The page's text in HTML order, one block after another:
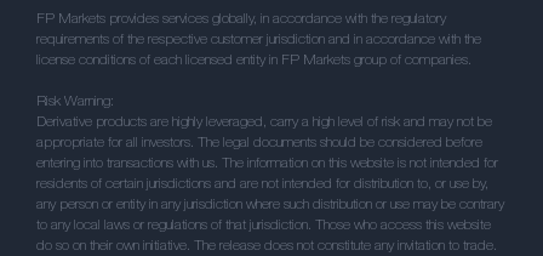
FP Markets provides services globally, in accordance with the regulatory
requirements of the respective customer jurisdiction and in accordance with the
license conditions of each licensed entity in FP Markets group of companies.
Risk Warning:
Derivative products are highly leveraged, carry a high level of risk and may not be
appropriate for all investors. The legal documents should be considered before
entering into transactions with us. The information on this website is not intended for
residents of certain jurisdictions and are not intended for distribution to, or use by,
any person or entity in any jurisdiction where such distribution or use may be contrary
to any local laws or regulations of that jurisdiction. Those who access this website
do so on their own initiative. The release does not constitute any invitation to trade.